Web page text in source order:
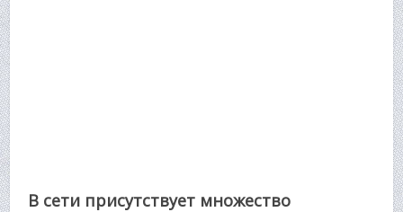
В сети присутствует множество